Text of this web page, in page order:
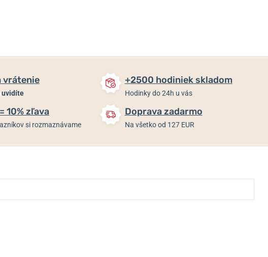
vrátenie
uvidíte
+2500 hodiniek skladom
Hodinky do 24h u vás
10% zľava
si rozmaznávame
Doprava zadarmo
Na všetko od 127 EUR